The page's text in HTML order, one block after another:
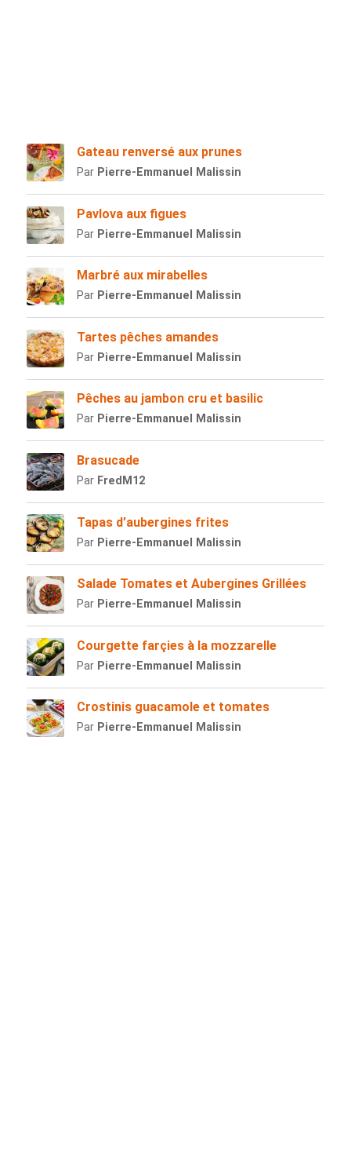
Gateau renversé aux prunes
Par Pierre-Emmanuel Malissin
Pavlova aux figues
Par Pierre-Emmanuel Malissin
Marbré aux mirabelles
Par Pierre-Emmanuel Malissin
Tartes pêches amandes
Par Pierre-Emmanuel Malissin
Pêches au jambon cru et basilic
Par Pierre-Emmanuel Malissin
Brasucade
Par FredM12
Tapas d’aubergines frites
Par Pierre-Emmanuel Malissin
Salade Tomates et Aubergines Grillées
Par Pierre-Emmanuel Malissin
Courgette farçies à la mozzarelle
Par Pierre-Emmanuel Malissin
Crostinis guacamole et tomates
Par Pierre-Emmanuel Malissin